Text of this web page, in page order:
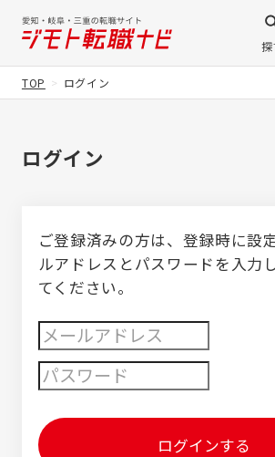
TOP ログイン
ログイン
ご登録済みの方は、登録時に設
ルアドレスとパスワードを入力
てください。
ログインする